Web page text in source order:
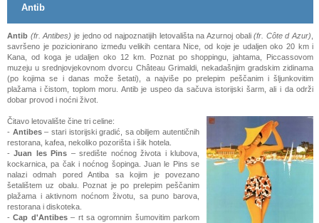
Antib
Antib (fr. Antibes) je jedno od najpoznatijih letovališta na Azurnoj obali(fr. Côte d Azur)
savršeno je pozicionirano između velikih centara Nice, od koje je udaljen oko 20 km i
Kana, od koga je udaljen oko 12 km. Poznat po shoppingu, jahtama, Piccassovom
muzeju u srednjovjekovnom dvorcu Château Grimaldi, nekadašnjim gradskim zidinama
(po kojima se i danas može šetati), a najviše po prelepim peščanim i šljunkovitim
plažama i čistom, toplom moru. Antib je uspeo da sačuva istorijski šarm, ali i da održi
dobar provod i noćni život.
Čitavo letovalište čine tri celine:
- Antibes– stari istorijski gradić, sa obiljem autentičnih
restorana, kafea, nekoliko pozorišta i šik hotela.
-Juan les Pins – središte noćnog života i klubova,
kockarnica, pa čak i noćnog šopinga. Juan le Pins se
nalazi odmah pored Antiba sa kojim je povezano
šetalištem uz obalu. Poznat je po prelepim peščanim
plažama i aktivnom noćnom životu, sa puno barova,
restorana i diskoteka.
-Cap d'Antibes– rt sa ogromnim šumovitim parkom